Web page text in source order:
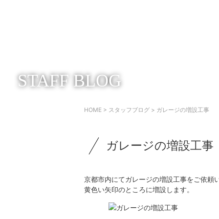
STAFF BLOG
HOME > スタッフブログ > ガレージの増設工事
ガレージの増設工事
京都市内にてガレージの増設工事をご依頼
黄色い矢印のところに増設します。